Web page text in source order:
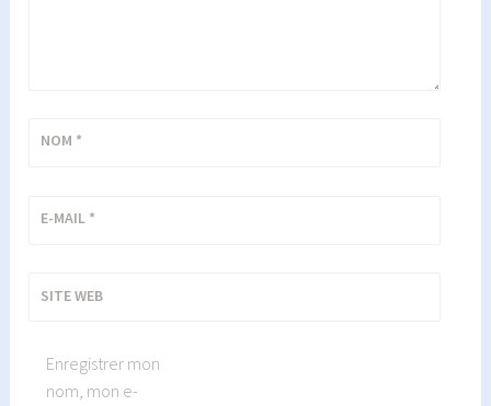
NOM *
E-MAIL *
SITE WEB
Enregistrer mon
nom, mon e-